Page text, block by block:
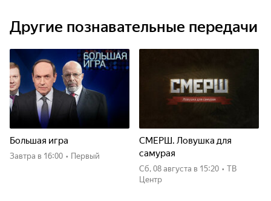
Другие познавательные передачи
Большая игра
Завтра в 16:00 • Первый
СМЕРШ. Ловушка для
самурая
сб, 08 августа в 15:20 • ТВ
Центр